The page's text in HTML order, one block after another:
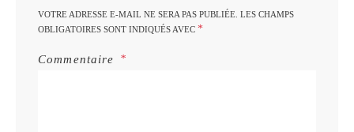
VOTRE ADRESSE E-MAIL NE SERA PAS PUBLIÉE. LES CHAMPS
OBLIGATOIRES SONT INDIQUÉS AVEC *
Commentaire